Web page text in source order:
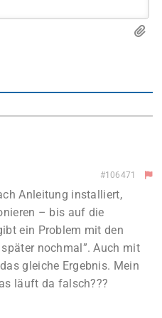
#106471
Anleitung installiert,
– bis auf die
ein Problem mit den
nochmal”. Auch mit
gleiche Ergebnis. Mein
läuft da falsch???